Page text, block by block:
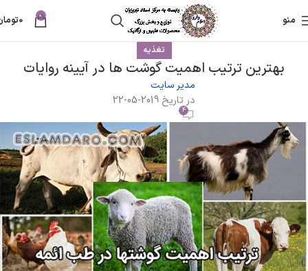
منو 0
0
تغذیه
بهترین ترتیب اهمیت گوشت ها در آیینه روایات
مدیر سایت
در تاریخ 2019-05-22
4